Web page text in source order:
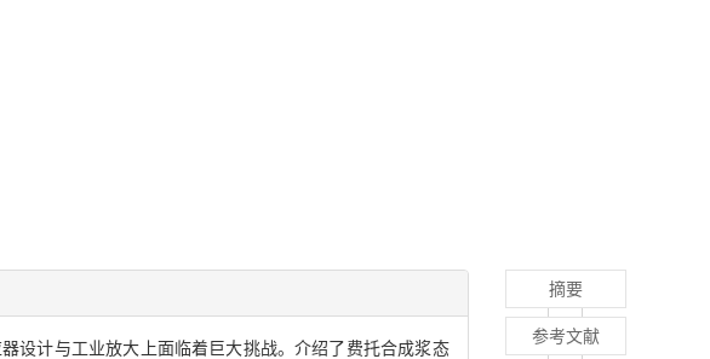
设计与工业放大上面临着巨大挑战。介绍了费托合成浆态
摘要
参考文献